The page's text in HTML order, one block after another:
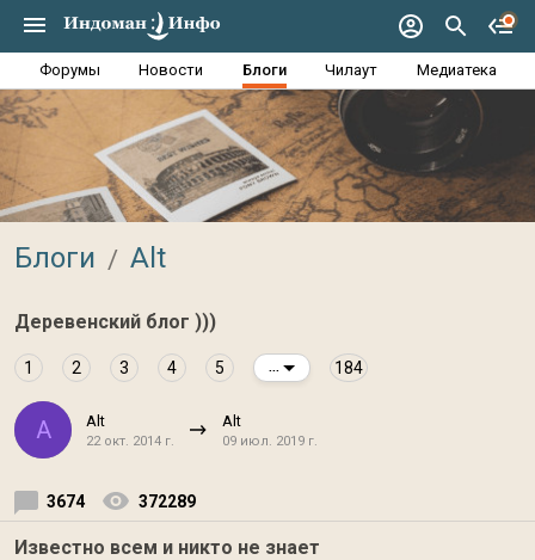
Форумы Новости Блоги Чилаут Медиатека
Блоги Alt
Деревенский блог )))
1 2 3 4 5 ... 184
A Alt
22 окт. 2014 г.
Alt
09 июл. 2019 г.
3674 372289
Известно всем и никто не знает